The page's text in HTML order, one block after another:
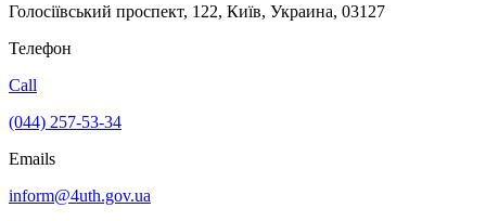
Голосіївський проспект, 122, Київ, Украина, 03127
Телефон
Call
(044) 257-53-34
Emails
inform@4uth.gov.ua